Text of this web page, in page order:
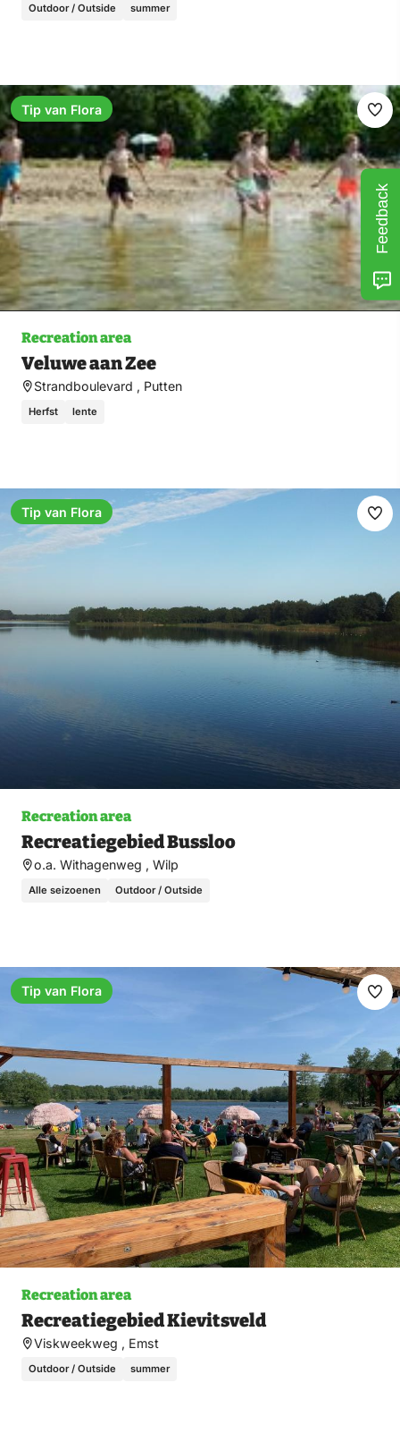
Outdoor / Outside summer
Recreation area
Veluwe aan Zee
Strandboulevard , Putten
Herfst lente
Tip van Flora
Recreation area
Recreatiegebied Bussloo
o.a. Withagenweg , Wilp
Alle seizoenen Outdoor / Outside
Tip van Flora
Recreation area
Recreatiegebied Kievitsveld
Viskweekweg , Emst
Outdoor / Outside summer
Tip van Flora
Feedback